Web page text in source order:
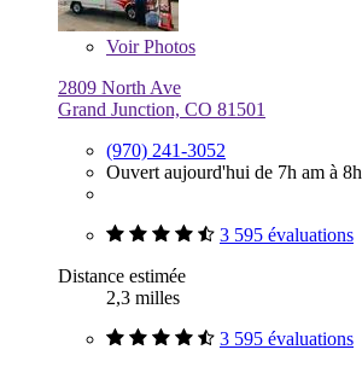
VoirPhotos
2809 North Ave
Grand Junction, CO 81501
(970) 241-3052
Ouvert aujourd'hui de 7h am à
3 595 évaluations
Distance estimée
2,3 milles
3 595 évaluations